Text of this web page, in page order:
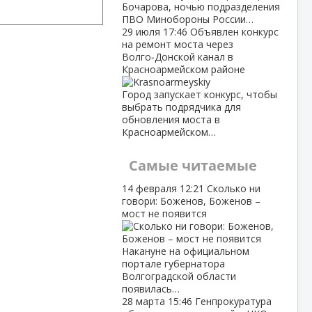
Бочарова, ночью подразделения
ПВО Минобороны России…
29 июля 17:46 Объявлен конкурс
на ремонт моста через
Волго‑Донской канал в
Красноармейском районе
Город запускает конкурс, чтобы
выбрать подрядчика для
обновления моста в
Красноармейском…
Самые читаемые
14 февраля 12:21 Сколько ни
говори: Боженов, Боженов –
мост не появится
Накануне на официальном
портале губернатора
Волгоградской области
появилась…
28 марта 15:46 Генпрокуратура